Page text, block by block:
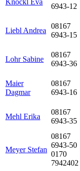
Knöckl Eva
6943-12
Liebl Andrea
08167
6943-15
Lohr Sabine
08167
6943-36
Maier
Dagmar
08167
6943-16
Mehl Erika
08167
6943-35
Meyer Stefan
08167
6943-50
0170
7942402